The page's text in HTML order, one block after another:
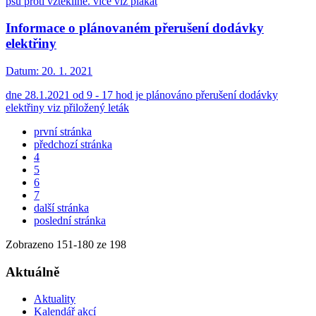
Informace o plánovaném přerušení dodávky
elektřiny
Datum: 20. 1. 2021
dne 28.1.2021 od 9 - 17 hod je plánováno přerušení dodávky
elektřiny viz přiložený leták
první stránka
předchozí stránka
4
5
6
7
další stránka
poslední stránka
Zobrazeno 151-180 ze 198
Aktuálně
Aktuality
Kalendář akcí